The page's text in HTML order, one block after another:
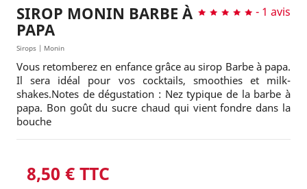
- 1 avis
SIROP MONIN BARBE À
PAPA
Sirops | Monin
Vous retomberez en enfance grâce au sirop Barbe à papa.
Il sera idéal pour vos cocktails, smoothies et milk-
shakes.Notes de dégustation : Nez typique de la barbe à
papa. Bon goût du sucre chaud qui vient fondre dans la
bouche
8,50 € TTC